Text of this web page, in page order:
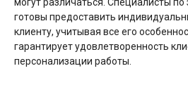
готовы предоставить
клиенту, учитывая все его
гарантирует удовлетворенность
персонализации работы.